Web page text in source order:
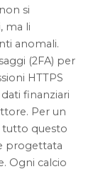
si
ma li
anomali.
(2FA) per
HTTPS
finanziari
Per un
tutto questo
progettata
Ogni calcio